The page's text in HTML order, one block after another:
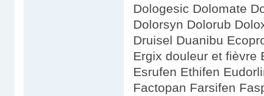
Dologesic Dolomate
Dolorsyn Dolorub
Druisel Duanibu
Ergix douleur et fièvre
Esrufen Ethifen
Factopan Farsifen